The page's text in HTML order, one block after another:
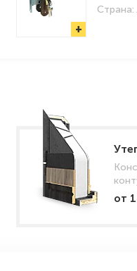
+
Страна:
от